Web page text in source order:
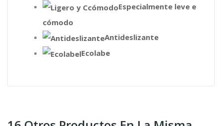
Especialmente leve e
cómodo
Antideslizante
Ecolabe